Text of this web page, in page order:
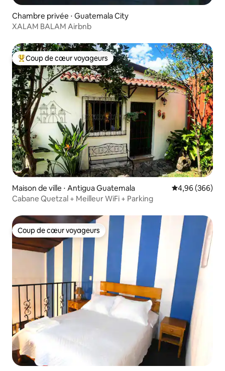
Chambre privée ⋅ Guatemala City
XALAM BALAM Airbnb
Coups de cœur voyageurs les plus appréciés
Coup de cœur voyageurs
Maison de ville ⋅ Antigua Guatemala Évaluation
4,96 (366)
Cabane Quetzal + Meilleur WiFi + Parking
Coup de cœur voyageurs
Coup de cœur voyageurs